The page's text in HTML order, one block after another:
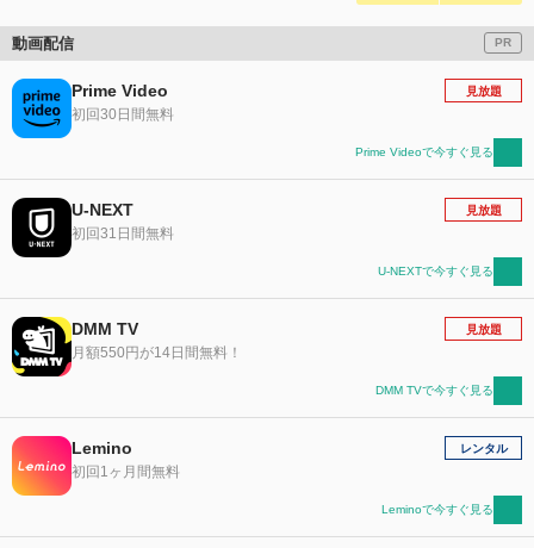
動画配信 PR
Prime Video
初回30日間無料
見放題
Prime Videoで今すぐ見る
U-NEXT
初回31日間無料
見放題
U-NEXTで今すぐ見る
DMM TV
月額550円が14日間無料！
見放題
DMM TVで今すぐ見る
Lemino
初回1ヶ月間無料
レンタル
Leminoで今すぐ見る